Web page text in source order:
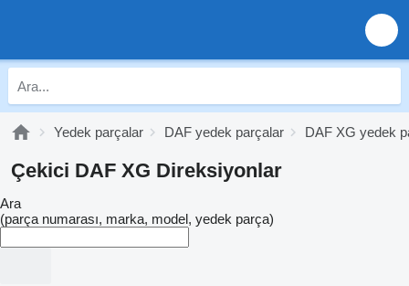
Yedek parçalar DAF yedek parçalar DAF XG yedek
Çekici DAF XG Direksiyonlar
Ara
(parça numarası, marka, model, yedek parça)